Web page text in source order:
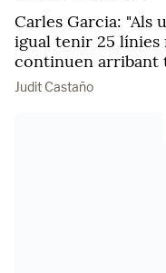
Carles Garcia: "Als
igual tenir 25 línies
continuen arribant
Judit Castaño